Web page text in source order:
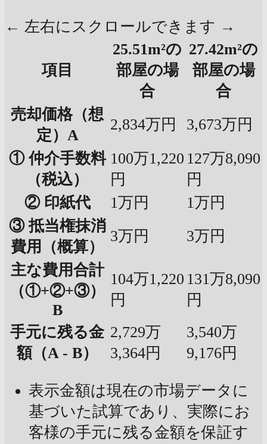
← 左右にスクロールできます →
項目
25.51m²の
部屋の場
合
27.42m²の
部屋の場
合
売却価格（想
定）A
2,834万円
3,673万円
① 仲介手数料
（税込）
100万1,220
円
127万8,090
円
② 印紙代
1万円
1万円
③ 抵当権抹消
費用（概算）
3万円
3万円
主な費用合計
（①+②+③）
B
104万1,220
円
131万8,090
円
手元に残る金
額（A - B）
2,729万
3,364円
3,540万
9,176円
表示金額は現在の市場データに
基づいた試算であり、実際にお
客様の手元に残る金額を保証す